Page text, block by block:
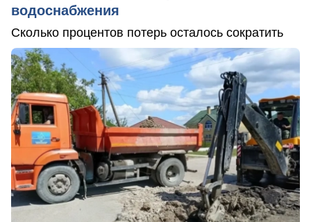
водоснабжения
Сколько процентов потерь осталось сократить